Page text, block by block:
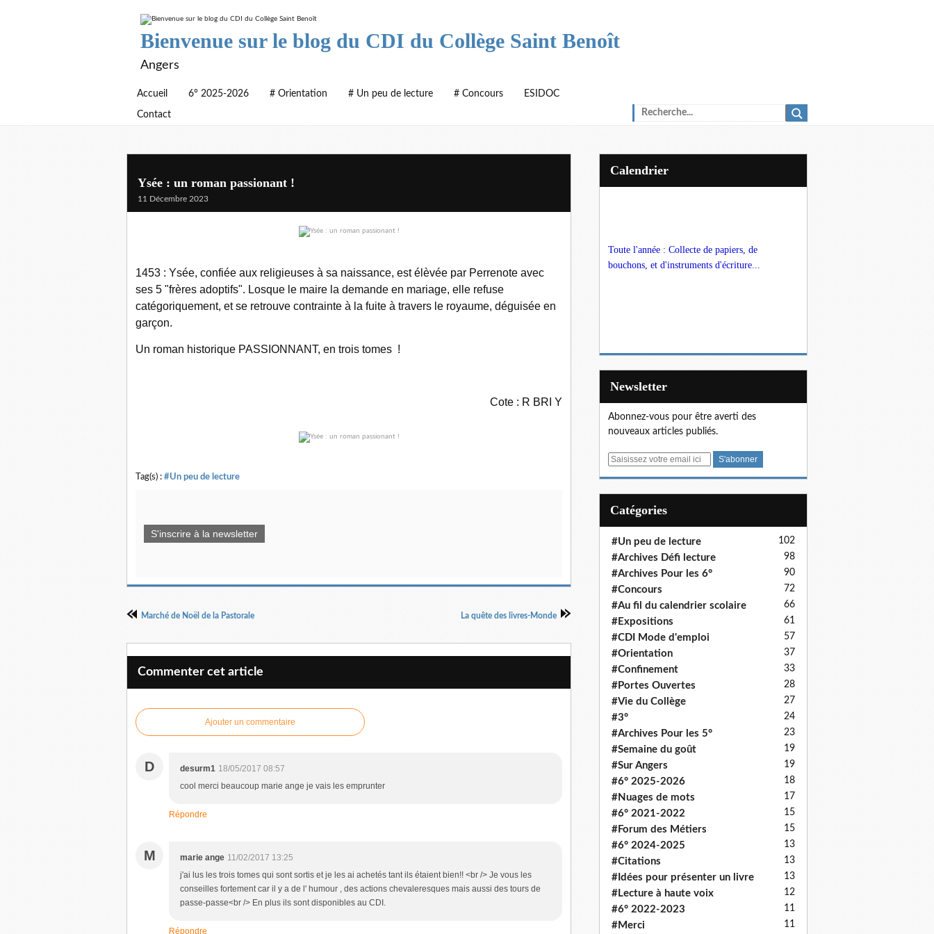
Bienvenue sur le blog du CDI du Collège Saint Benoît
Angers
Accueil 6° 2025-2026 # Orientation # Un peu de lecture # Concours ESIDOC
Contact
Ysée : un roman passionant !
11 Décembre 2023
1453 : Ysée, confiée aux religieuses à sa naissance, est élèvée par Perrenote avec
ses 5 "frères adoptifs". Losque le maire la demande en mariage, elle refuse
catégoriquement, et se retrouve contrainte à la fuite à travers le royaume, déguisée en
garçon.
Un roman historique PASSIONNANT, en trois tomes !
Cote : R BRI Y
Tag(s) : #Un peu de lecture
S'inscrire à la newsletter
Marché de Noël de la Pastorale La quête des livres-Monde
Commenter cet article
Ajouter un commentaire
D desurm1 18/05/2017 08:57
cool merci beaucoup marie ange je vais les emprunter
Répondre
M marie ange 11/02/2017 13:25
j'ai lus les trois tomes qui sont sortis et je les ai achetés tant ils étaient bien!! <br /> Je vous les
conseilles fortement car il y a de l' humour , des actions chevaleresques mais aussi des tours de
passe-passe<br /> En plus ils sont disponibles au CDI.
Répondre
Calendrier
Toute l'année : Collecte de papiers, de
bouchons, et d'instruments d'écriture...
Newsletter
Abonnez-vous pour être averti des
nouveaux articles publiés.
E
Catégories
#Un peu de lecture 102
#Archives Défi lecture 98
#Archives Pour les 6° 90
#Concours 72
#Au fil du calendrier scolaire 66
#Expositions 61
#CDI Mode d'emploi 57
#Orientation 37
#Confinement 33
#Portes Ouvertes 28
#Vie du Collège 27
#3° 24
#Archives Pour les 5° 23
#Semaine du goût 19
#Sur Angers 19
#6° 2025-2026 18
#Nuages de mots 17
#6° 2021-2022 15
#Forum des Métiers 15
#6° 2024-2025 13
#Citations 13
#Idées pour présenter un livre 13
#Lecture à haute voix 12
#6° 2022-2023 11
#Merci 11